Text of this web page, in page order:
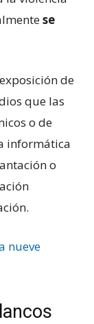
se
de
que las
o de
informática
o
nueve